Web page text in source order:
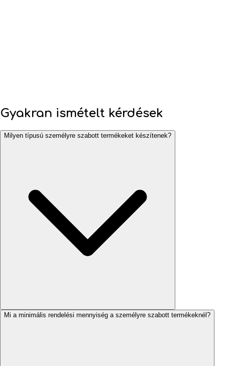
Gyakran ismételt kérdések
Milyen típusú személyre szabott termékeket készítenek?
Mi a minimális rendelési mennyiség a személyre szabott termékeknél?